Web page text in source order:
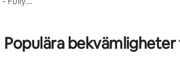
for
runt hörnet från Stinky's Fish
Santa Rosa Golf Club, Topsail
Populära